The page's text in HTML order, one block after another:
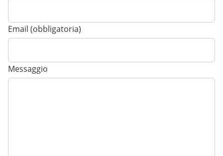
Email (obbligatoria)
Messaggio